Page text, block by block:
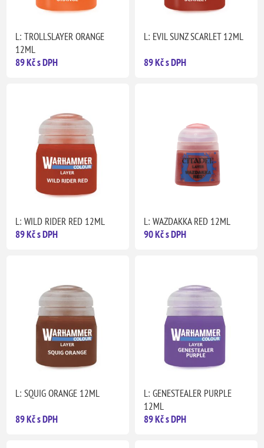
L: TROLLSLAYER ORANGE
12ML
89 Kč s DPH
L: EVIL SUNZ SCARLET 12ML
89 Kč s DPH
L: WILD RIDER RED 12ML
89 Kč s DPH
L: WAZDAKKA RED 12ML
90 Kč s DPH
L: SQUIG ORANGE 12ML
89 Kč s DPH
L: GENESTEALER PURPLE
12ML
89 Kč s DPH